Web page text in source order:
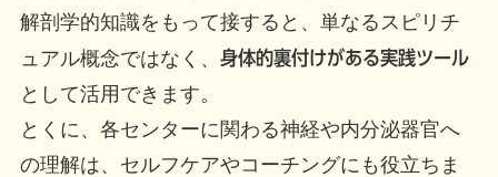
解剖学的知識をもって接すると、単なるスピリチ
ュアル概念ではなく、 身体的裏付けがある実践ツール
として活用できます。
とくに、各センターに関わる神経や内分泌器官へ
の理解は、セルフケアやコーチングにも役立ちま